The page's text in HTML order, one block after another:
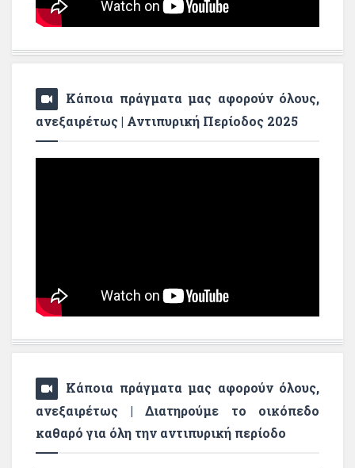
Κάποια πράγματα μας αφορούν όλους,
ανεξαιρέτως | Αντιπυρική Περίοδος 2025
Κάποια πράγματα μας αφορούν όλους,
ανεξαιρέτως | Διατηρούμε το οικόπεδο
καθαρό για όλη την αντιπυρική περίοδο